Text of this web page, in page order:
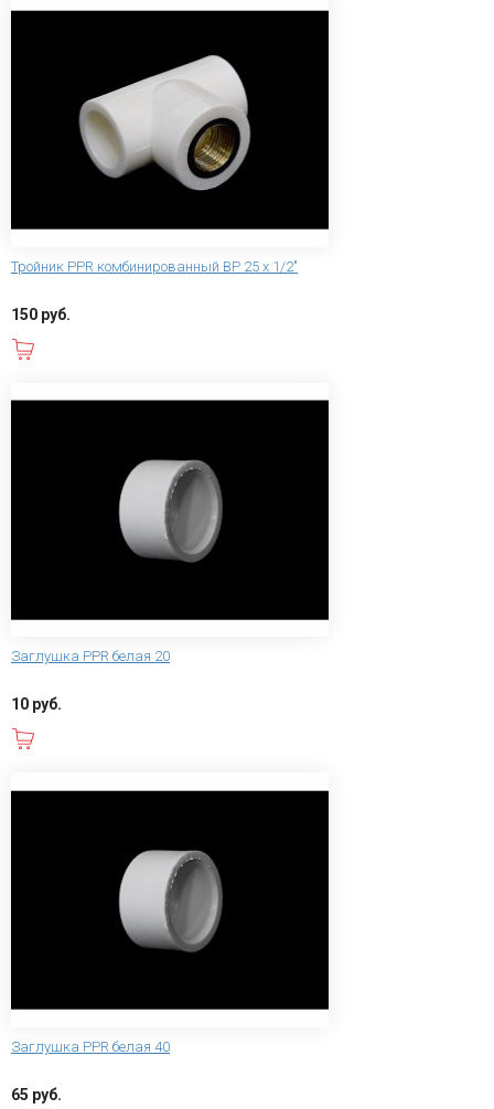
Тройник PPR комбинированный ВР 25 х 1/2"
150 руб.
Заглушка PPR белая 20
10 руб.
Заглушка PPR белая 40
65 руб.